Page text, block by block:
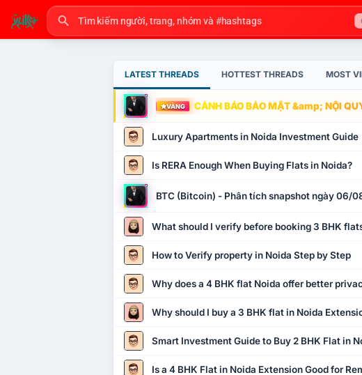
LATEST THREADS HOTTEST THREADS MOST
VÀNG CẢNH BÁO BẢO MẬT &amp; NỘI
Luxury Apartments in Noida Investment Guide
Is RERA Enough When Buying Flats in Noida?
BTC (Bitcoin) - Phân tích snapshot ngày 06/
What should I verify before booking 3 BHK
How to Verify property in Noida Step by Step
Why does a 4 BHK flat Noida offer better
Why should I buy a 3 BHK flat in Noida
Smart Investment Guide to Buy 2 BHK Flat in
Is a 4 BHK Flat in Noida Extension Good for